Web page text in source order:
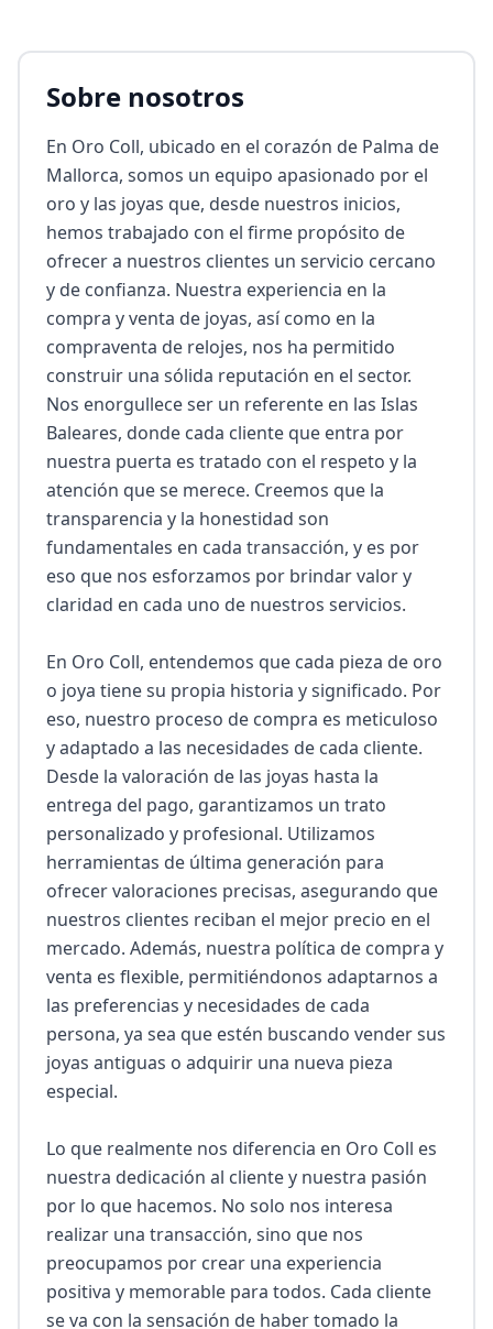
Sobre nosotros
En Oro Coll, ubicado en el corazón de Palma de
Mallorca, somos un equipo apasionado por el
oro y las joyas que, desde nuestros inicios,
hemos trabajado con el firme propósito de
ofrecer a nuestros clientes un servicio cercano
y de confianza. Nuestra experiencia en la
compra y venta de joyas, así como en la
compraventa de relojes, nos ha permitido
construir una sólida reputación en el sector.
Nos enorgullece ser un referente en las Islas
Baleares, donde cada cliente que entra por
nuestra puerta es tratado con el respeto y la
atención que se merece. Creemos que la
transparencia y la honestidad son
fundamentales en cada transacción, y es por
eso que nos esforzamos por brindar valor y
claridad en cada uno de nuestros servicios.
En Oro Coll, entendemos que cada pieza de oro
o joya tiene su propia historia y significado. Por
eso, nuestro proceso de compra es meticuloso
y adaptado a las necesidades de cada cliente.
Desde la valoración de las joyas hasta la
entrega del pago, garantizamos un trato
personalizado y profesional. Utilizamos
herramientas de última generación para
ofrecer valoraciones precisas, asegurando que
nuestros clientes reciban el mejor precio en el
mercado. Además, nuestra política de compra y
venta es flexible, permitiéndonos adaptarnos a
las preferencias y necesidades de cada
persona, ya sea que estén buscando vender sus
joyas antiguas o adquirir una nueva pieza
especial.
Lo que realmente nos diferencia en Oro Coll es
nuestra dedicación al cliente y nuestra pasión
por lo que hacemos. No solo nos interesa
realizar una transacción, sino que nos
preocupamos por crear una experiencia
positiva y memorable para todos. Cada cliente
se va con la sensación de haber tomado la